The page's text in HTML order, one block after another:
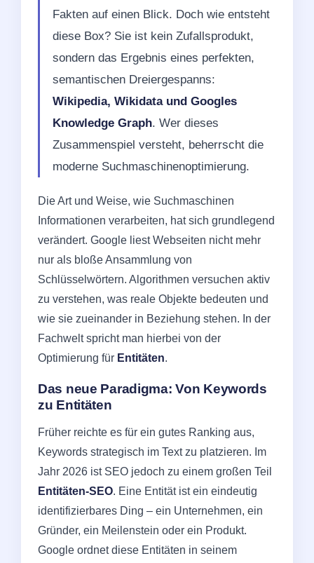
Fakten auf einen Blick. Doch wie entsteht
diese Box? Sie ist kein Zufallsprodukt,
sondern das Ergebnis eines perfekten,
semantischen Dreiergespanns:
Wikipedia, Wikidata und Googles
Knowledge Graph. Wer dieses
Zusammenspiel versteht, beherrscht die
moderne Suchmaschinenoptimierung.
Die Art und Weise, wie Suchmaschinen
Informationen verarbeiten, hat sich grundlegend
verändert. Google liest Webseiten nicht mehr
nur als bloße Ansammlung von
Schlüsselwörtern. Algorithmen versuchen aktiv
zu verstehen, was reale Objekte bedeuten und
wie sie zueinander in Beziehung stehen. In der
Fachwelt spricht man hierbei von der
Optimierung für Entitäten.
Das neue Paradigma: Von Keywords
zu Entitäten
Früher reichte es für ein gutes Ranking aus,
Keywords strategisch im Text zu platzieren. Im
Jahr 2026 ist SEO jedoch zu einem großen Teil
Entitäten-SEO. Eine Entität ist ein eindeutig
identifizierbares Ding – ein Unternehmen, ein
Gründer, ein Meilenstein oder ein Produkt.
Google ordnet diese Entitäten in seinem